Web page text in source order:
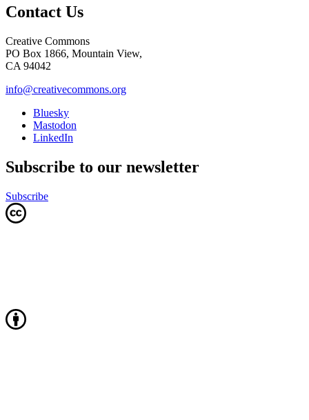
Contact Us
Creative Commons
PO Box 1866, Mountain View,
CA 94042
info@creativecommons.org
Bluesky
Mastodon
LinkedIn
Subscribe to our newsletter
Subscribe